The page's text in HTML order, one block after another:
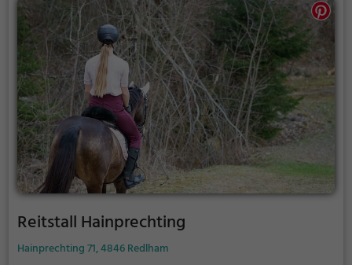
Reitstall Hainprechting
Hainprechting 71, 4846 Redlham